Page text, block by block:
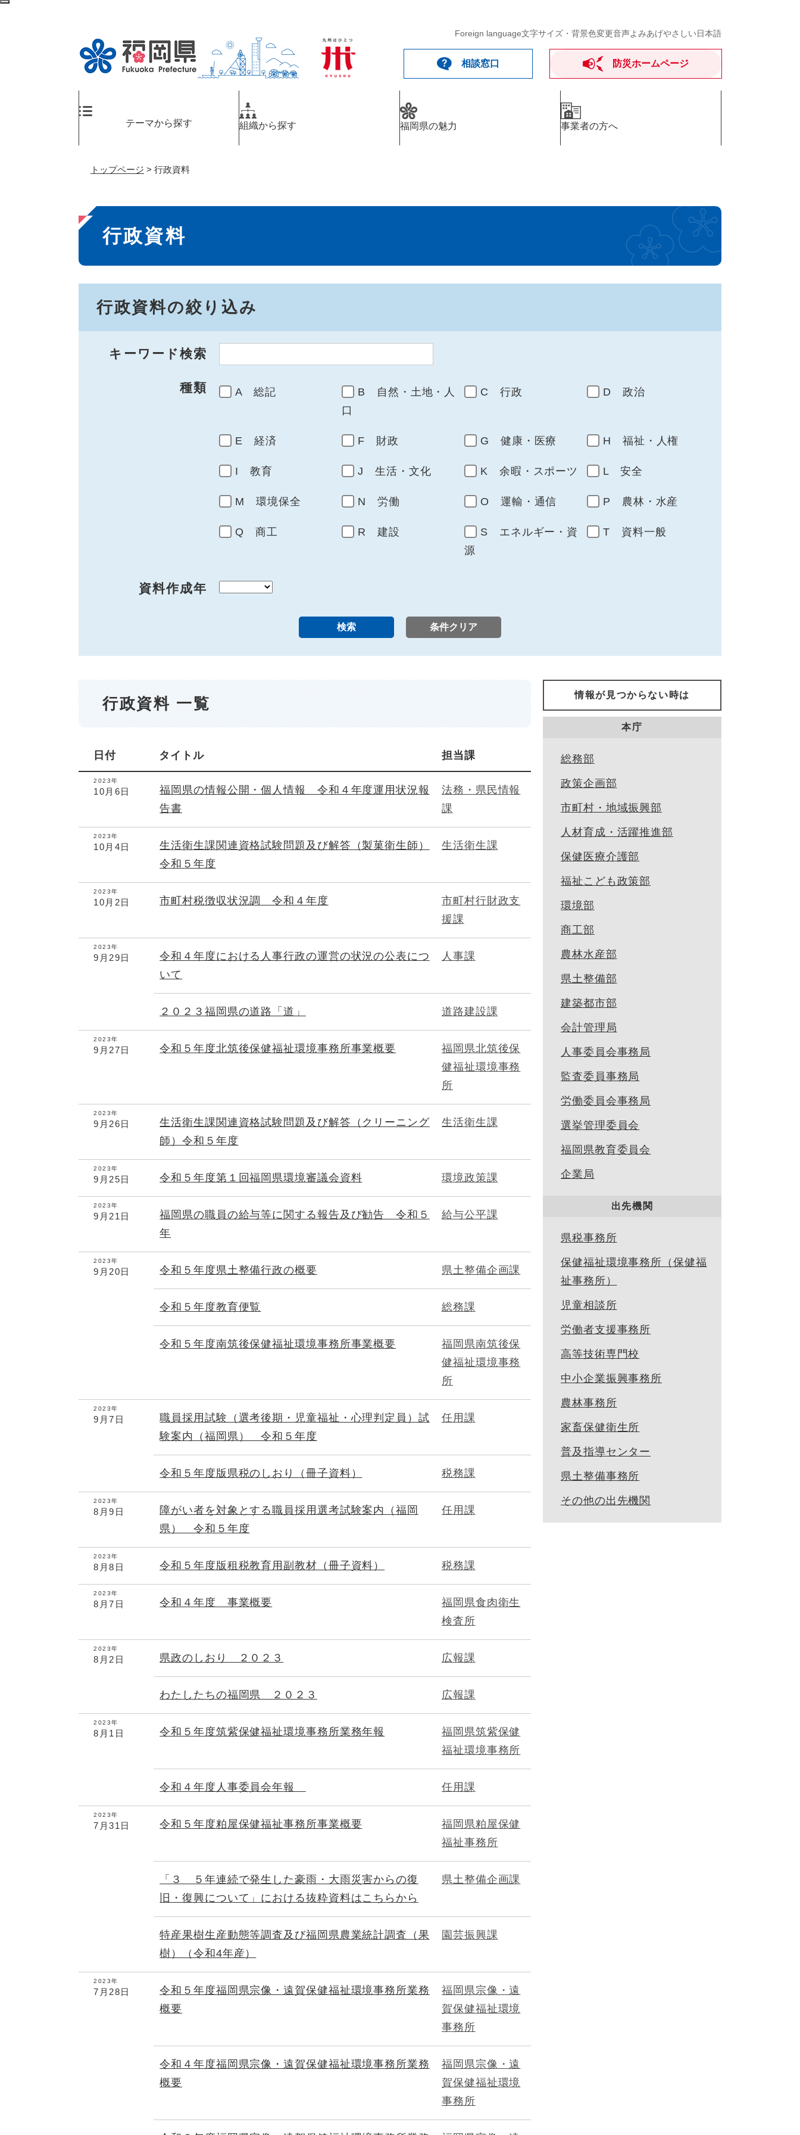
ペ
メ
Foreign language文字サイズ・背景色変更音声よみあげやさしい日本語
相談窓口 防災ホームページ
テーマから探す 組織から探す 福岡県の魅力 事業者の方へ
トップページ > 行政資料
本
文
行政資料
行政資料の絞り込み
キーワード検索
種類 A 総記
B 自然・土地・人
口
C 行政 D 政治
E 経済 F 財政 G 健康・医療 H 福祉・人権
I 教育 J 生活・文化 K 余暇・スポーツ L 安全
M 環境保全 N 労働 O 運輸・通信 P 農林・水産
Q 商工 R 建設
S エネルギー・資
源
T 資料一般
資料作成年
行政資料 一覧
日付 タイトル 担当課
2023年
10月6日
福岡県の情報公開・個人情報 令和４年度運用状況報
告書
法務・県民情報
課
2023年
10月4日
生活衛生課関連資格試験問題及び解答（製菓衛生師）
令和５年度
生活衛生課
2023年
10月2日 市町村税徴収状況調 令和４年度
市町村行財政支
援課
2023年
9月29日
令和４年度における人事行政の運営の状況の公表につ
いて
人事課
２０２３福岡県の道路「道」 道路建設課
2023年
9月27日 令和５年度北筑後保健福祉環境事務所事業概要
福岡県北筑後保
健福祉環境事務
所
2023年
9月26日
生活衛生課関連資格試験問題及び解答（クリーニング
師）令和５年度
生活衛生課
2023年
9月25日 令和５年度第１回福岡県環境審議会資料 環境政策課
2023年
9月21日
福岡県の職員の給与等に関する報告及び勧告 令和５
年
給与公平課
2023年
9月20日 令和５年度県土整備行政の概要 県土整備企画課
令和５年度教育便覧 総務課
令和５年度南筑後保健福祉環境事務所事業概要
福岡県南筑後保
健福祉環境事務
所
2023年
9月7日
職員採用試験（選考後期・児童福祉・心理判定員）試
験案内（福岡県） 令和５年度
任用課
令和５年度版県税のしおり（冊子資料） 税務課
2023年
8月9日
障がい者を対象とする職員採用選考試験案内（福岡
県） 令和５年度
任用課
2023年
8月8日 令和５年度版租税教育用副教材（冊子資料） 税務課
2023年
8月7日 令和４年度 事業概要
福岡県食肉衛生
検査所
2023年
8月2日 県政のしおり ２０２３ 広報課
わたしたちの福岡県 ２０２３ 広報課
2023年
8月1日 令和５年度筑紫保健福祉環境事務所業務年報
福岡県筑紫保健
福祉環境事務所
令和４年度人事委員会年報 任用課
2023年
7月31日 令和５年度粕屋保健福祉事務所事業概要
福岡県粕屋保健
福祉事務所
「３ ５年連続で発生した豪雨・大雨災害からの復
旧・復興について」における抜粋資料はこちらから
県土整備企画課
特産果樹生産動態等調査及び福岡県農業統計調査（果
樹）（令和4年産）
園芸振興課
2023年
7月28日
令和５年度福岡県宗像・遠賀保健福祉環境事務所業務
概要
福岡県宗像・遠
賀保健福祉環境
事務所
令和４年度福岡県宗像・遠賀保健福祉環境事務所業務
概要
福岡県宗像・遠
賀保健福祉環境
事務所
情報が見つからない時は
本庁
総務部
政策企画部
市町村・地域振興部
人材育成・活躍推進部
保健医療介護部
福祉こども政策部
環境部
商工部
農林水産部
県土整備部
建築都市部
会計管理局
人事委員会事務局
監査委員事務局
労働委員会事務局
選挙管理委員会
福岡県教育委員会
企業局
出先機関
県税事務所
保健福祉環境事務所（保健福
祉事務所）
児童相談所
労働者支援事務所
高等技術専門校
中小企業振興事務所
農林事務所
家畜保健衛生所
普及指導センター
県土整備事務所
その他の出先機関